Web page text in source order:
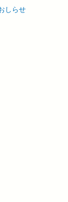
しらせ